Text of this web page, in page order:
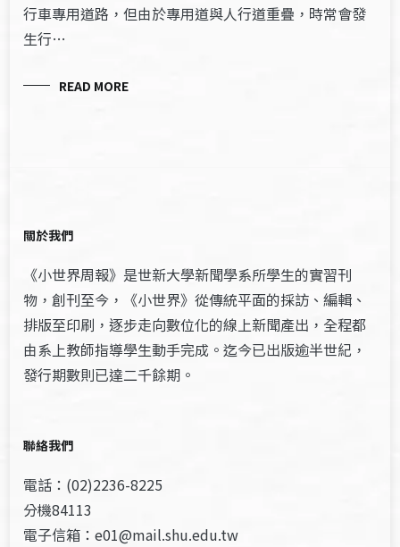
行車專用道路，但由於專用道與人行道重疊，時常會發
生行…
READ MORE
關於我們
《小世界周報》是世新大學新聞學系所學生的實習刊
物，創刊至今，《小世界》從傳統平面的採訪、編輯、
排版至印刷，逐步走向數位化的線上新聞產出，全程都
由系上教師指導學生動手完成。迄今已出版逾半世紀，
發行期數則已達二千餘期。
聯絡我們
電話：(02)2236-8225
分機84113
電子信箱：e01@mail.shu.edu.tw